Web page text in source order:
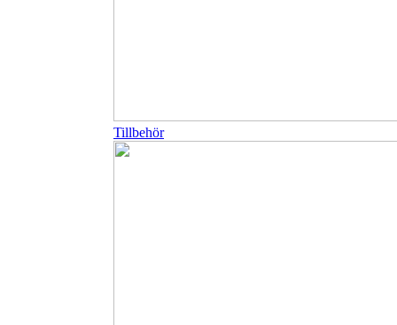
Tillbehör